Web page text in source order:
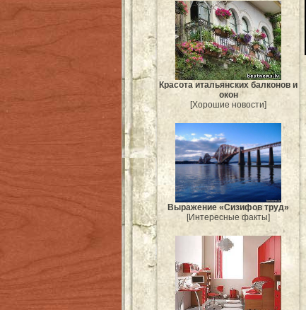
Красота итальянских балконов и
окон
[Хорошие новости]
Выражение «Сизифов труд»
[Интересные факты]